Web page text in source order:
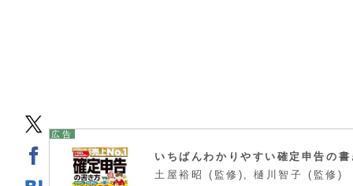
いちばんわかりやすい確定申告の
土屋裕昭 (監修), 樋川智子 (監修)